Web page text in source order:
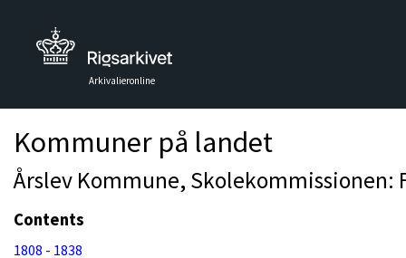
Arkivalieronline
Kommuner på landet
Årslev Kommune, Skolekommissionen:
Contents
1808 - 1838